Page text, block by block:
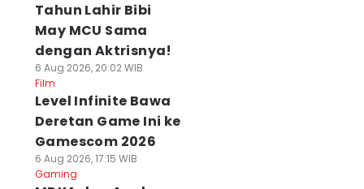
Tahun Lahir Bibi
May MCU Sama
dengan Aktrisnya!
6 Aug 2026, 20:02 WIB
Film
Level Infinite Bawa
Deretan Game Ini ke
Gamescom 2026
6 Aug 2026, 17:15 WIB
Gaming